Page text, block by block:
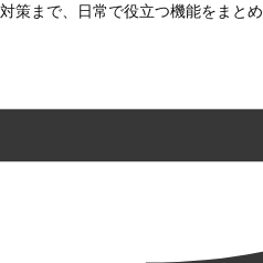
策まで、日常で役立つ機能をまと